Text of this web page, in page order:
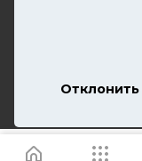
Отклонить